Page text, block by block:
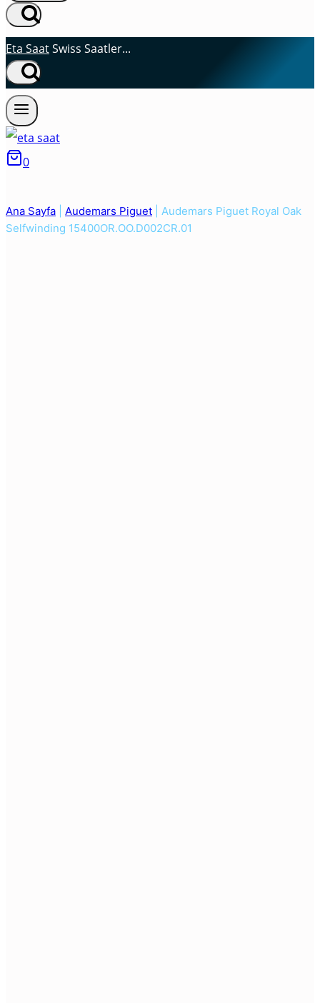
Eta SaatSwiss Saatler...
0
Ana Sayfa Audemars Piguet
Audemars Piguet Royal Oak
Selfwinding 15400OR.OO.D002CR.01